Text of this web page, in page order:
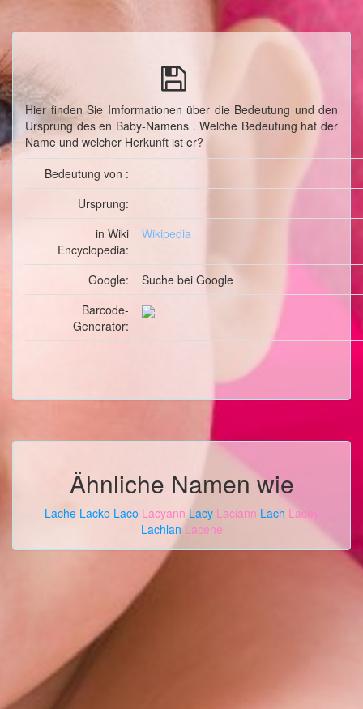
Hier finden Sie Imformationen über die Bedeutung und den
Ursprung des en Baby-Namens . Welche Bedeutung hat der
Name und welcher Herkunft ist er?
Bedeutung von :
Ursprung:
in Wiki
Encyclopedia:
Wikipedia
Google: Suche bei Google
Barcode-
Generator:
Ähnliche Namen wie
Lache Lacko Laco Lacyann Lacy Laciann Lach Lacey
Lachlan Lacene